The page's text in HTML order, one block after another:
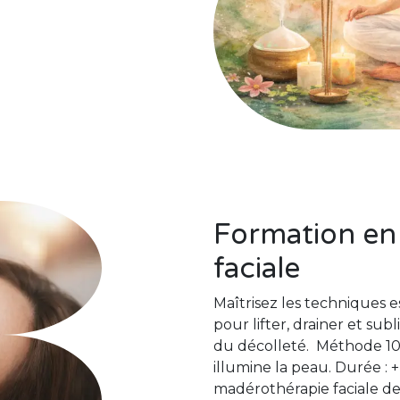
Formation
faciale
Maîtrisez les techniques
pour lifter, drainer et
du décolleté. Méthode
illumine la peau. Durée :
madérothérapie faciale